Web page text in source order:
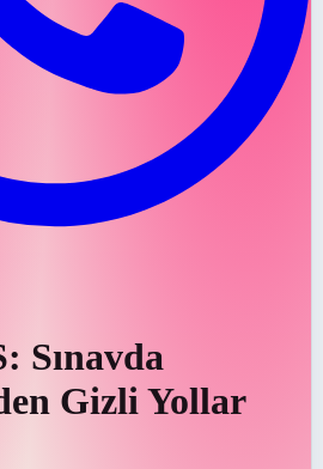
Sınavda
Gizli Yollar